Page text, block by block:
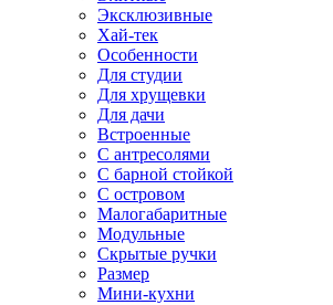
Эксклюзивные
Хай-тек
Особенности
Для студии
Для хрущевки
Для дачи
Встроенные
С антресолями
С барной стойкой
С островом
Малогабаритные
Модульные
Скрытые ручки
Размер
Мини-кухни